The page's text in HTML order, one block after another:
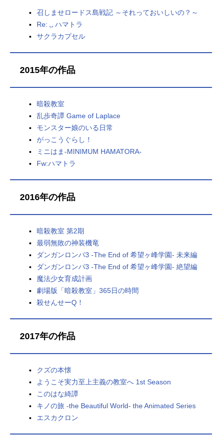
召しませロードス島戦記 ～それっておいしいの？～
Re: ␣ ハマトラ
サクラカプセル
2015年の作品
暗殺教室
乱歩奇譚 Game of Laplace
モンスター娘のいる日常
がっこうぐらし！
ミニはま-MINIMUM HAMATORA-
Fw:ハマトラ
2016年の作品
暗殺教室 第2期
最弱無敗の神装機竜
ダンガンロンパ3 -The End of 希望ヶ峰学園- 未来編
ダンガンロンパ3 -The End of 希望ヶ峰学園- 絶望編
魔法少女育成計画
劇場版「暗殺教室」365日の時間
殺せんせーQ！
2017年の作品
クズの本懐
ようこそ実力至上主義の教室へ 1st Season
このはな綺譚
キノの旅 -the Beautiful World- the Animated Series
エスカクロン